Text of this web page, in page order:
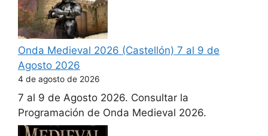
Onda Medieval 2026 (Castellón) 7 al 9 de
Agosto 2026
4 de agosto de 2026
7 al 9 de Agosto 2026. Consultar la
Programación de Onda Medieval 2026.